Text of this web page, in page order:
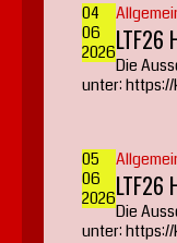
04
06
2026LTF26
Die
unter: https://
05
06
2026LTF26
Die
unter: https://